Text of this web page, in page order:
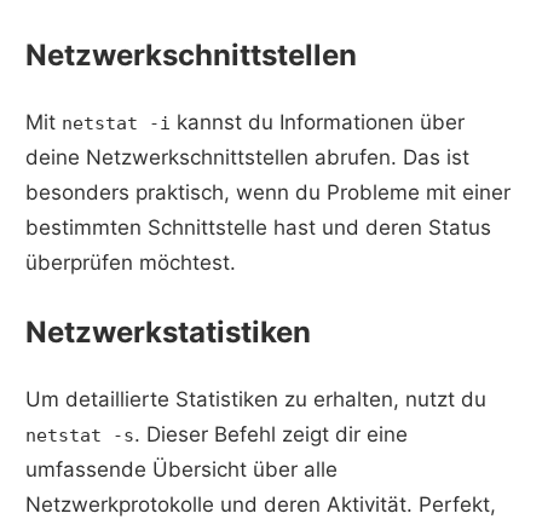
Netzwerkschnittstellen
Mit netstat -i kannst du Informationen über
deine Netzwerkschnittstellen abrufen. Das ist
besonders praktisch, wenn du Probleme mit einer
bestimmten Schnittstelle hast und deren Status
überprüfen möchtest.
Netzwerkstatistiken
Um detaillierte Statistiken zu erhalten, nutzt du
netstat -s. Dieser Befehl zeigt dir eine
umfassende Übersicht über alle
Netzwerkprotokolle und deren Aktivität. Perfekt,